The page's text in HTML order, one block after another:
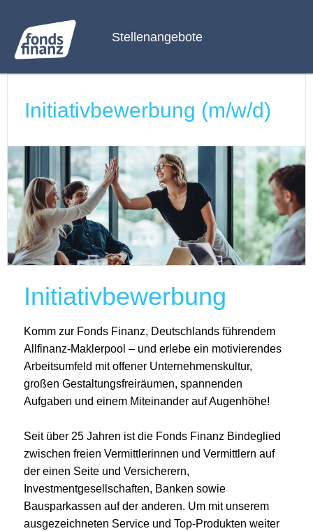
Stellenangebote
Initiativbewerbung (m/w/d)
Initiativbewerbung
Komm zur Fonds Finanz, Deutschlands führendem
Allfinanz-Maklerpool – und erlebe ein motivierendes
Arbeitsumfeld mit offener Unternehmenskultur,
großen Gestaltungsfreiräumen, spannenden
Aufgaben und einem Miteinander auf Augenhöhe!
Seit über 25 Jahren ist die Fonds Finanz Bindeglied
zwischen freien Vermittlerinnen und Vermittlern auf
der einen Seite und Versicherern,
Investmentgesellschaften, Banken sowie
Bausparkassen auf der anderen. Um mit unserem
ausgezeichneten Service und Top-Produkten weiter